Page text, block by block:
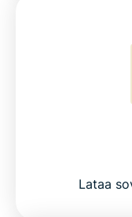
Hanki
Lataa